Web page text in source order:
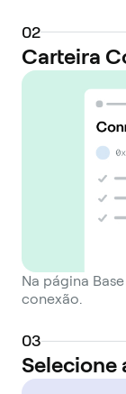
02
Carteira
Na página
conexão.
03
Selecione